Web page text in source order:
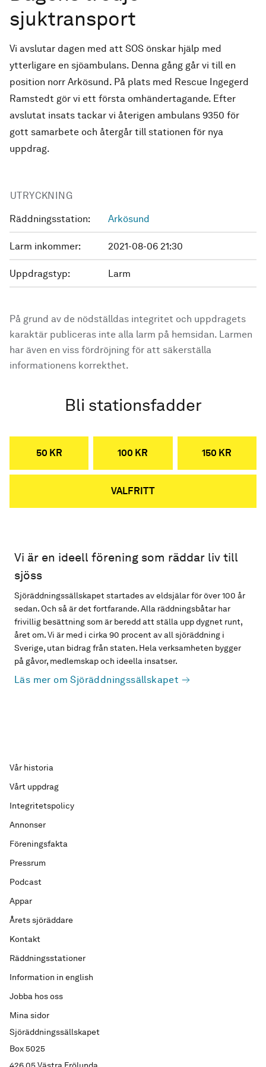
sjuktransport
Vi avslutar dagen med att SOS önskar hjälp med
ytterligare en sjöambulans. Denna gång går vi till en
position norr Arkösund. På plats med Rescue Ingegerd
Ramstedt gör vi ett första omhändertagande. Efter
avslutat insats tackar vi återigen ambulans 9350 för
gott samarbete och återgår till stationen för nya
uppdrag.
UTRYCKNING
Räddningsstation: Arkösund
Larm inkommer: 2021-08-06 21:30
Uppdragstyp: Larm
På grund av de nödställdas integritet och uppdragets
karaktär publiceras inte alla larm på hemsidan. Larmen
har även en viss fördröjning för att säkerställa
informationens korrekthet.
Bli stationsfadder
50 KR 100 KR 150 KR
VALFRITT
Vi är en ideell förening som räddar liv till
sjöss
Sjöräddningssällskapet startades av eldsjälar för över 100 år
sedan. Och så är det fortfarande. Alla räddningsbåtar har
frivillig besättning som är beredd att ställa upp dygnet runt,
året om. Vi är med i cirka 90 procent av all sjöräddning i
Sverige, utan bidrag från staten. Hela verksamheten bygger
på gåvor, medlemskap och ideella insatser.
Läs mer om Sjöräddningssällskapet
Sjöräddningssällskapet
Box 5025
Vår historia
Vårt uppdrag
Integritetspolicy
Annonser
Föreningsfakta
Pressrum
Podcast
Appar
Årets sjöräddare
Kontakt
Räddningsstationer
Information in english
Jobba hos oss
Mina sidor